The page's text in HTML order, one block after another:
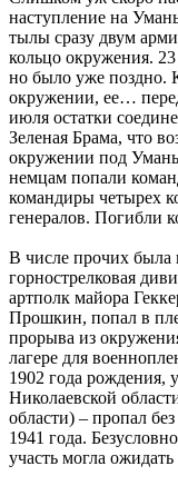
наступление на
тылы сразу двум
кольцо окружения.
но было уже поздно.
окружении, ее…
июля остатки
Зеленая Брама, что
окружении под
немцам попали
командиры четырех
генералов. Погибли
В числе прочих была
горнострелковая
артполк майора
Прошкин, попал в
прорыва из
лагере для
1902 года рождения,
Николаевской
области) – пропал
1941 года.
участь могла